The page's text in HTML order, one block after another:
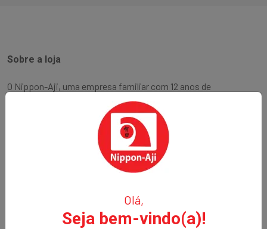
Olá,
Seja bem-vindo(a)!
Sobre a loja
O Nippon-Aji, uma empresa familiar com 12 anos de
experiência, é especializada em produtos orientais e naturais.
Fundada no bairro Bigorrilho em Curitiba, temos o
compromisso de oferecer aos nossos clientes qualidade,
preços justos e um atendimento excepcional. Descubra a
autenticidade e a tradição em cada produto!
Termos de Uso